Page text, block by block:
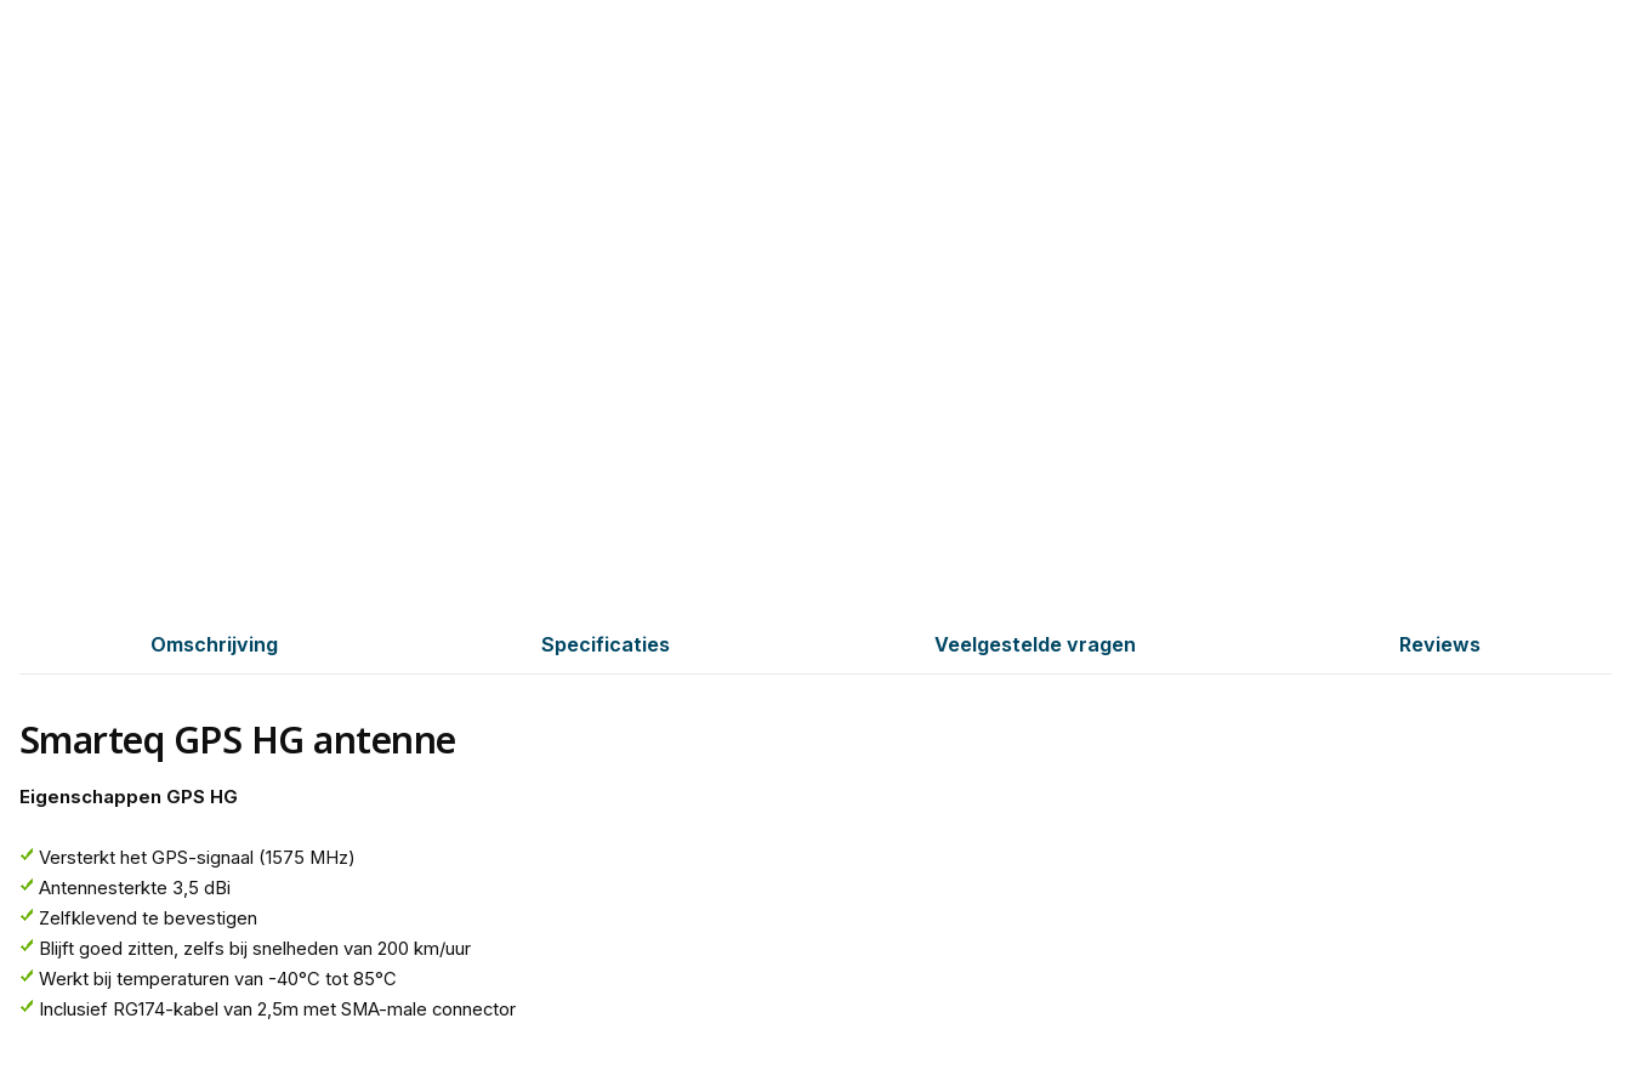
Omschrijving Specificaties Veelgestelde vragen Reviews
Smarteq GPS HG antenne
Eigenschappen GPS HG
Versterkt het GPS-signaal (1575 MHz)
Antennesterkte 3,5 dBi
Zelfklevend te bevestigen
Blijft goed zitten, zelfs bij snelheden van 200 km/uur
Werkt bij temperaturen van -40°C tot 85°C
Inclusief RG174-kabel van 2,5m met SMA-male connector